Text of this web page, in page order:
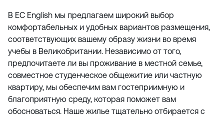
В EC English мы предлагаем широкий выбор
комфортабельных и удобных вариантов размещения,
соответствующих вашему образу жизни во время
учебы в Великобритании. Независимо от того,
предпочитаете ли вы проживание в местной семье,
совместное студенческое общежитие или частную
квартиру, мы обеспечим вам гостеприимную и
благоприятную среду, которая поможет вам
обосноваться. Наше жилье тщательно отбирается с